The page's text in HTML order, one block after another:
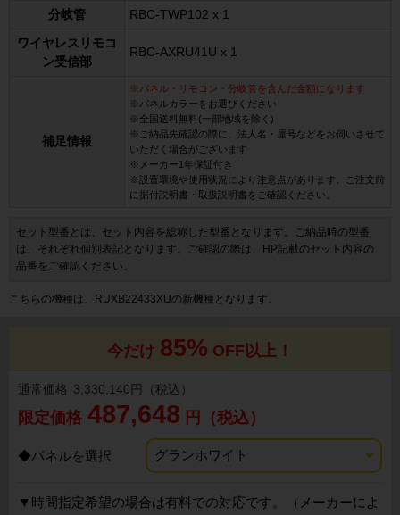
分岐管 RBC-TWP102 x 1
ワイヤレスリモコ
ン受信部
RBC-AXRU41U x 1
補足情報
※パネル・リモコン・分岐管を含んだ金額になります
※パネルカラーをお選びください
※全国送料無料(一部地域を除く)
※ご納品先確認の際に、法人名・屋号などをお伺いさせて
いただく場合がございます
※メーカー1年保証付き
※設置環境や使用状況により注意点があります。ご注文前
に据付説明書・取扱説明書をご確認ください。
セット型番とは、セット内容を総称した型番となります。ご納品時の型番
は、それぞれ個別表記となります。ご確認の際は、HP記載のセット内容の
品番をご確認ください。
こちらの機種は、RUXB22433XUの新機種となります。
今だけ 85% OFF以上！
通常価格 3,330,140円（税込）
限定価格 487,648 円（税込）
◆パネルを選択
▼ 時間指定希望の場合は有料での対応です。（メーカーによ